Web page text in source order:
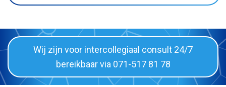
Wij zijn voor intercollegiaal consult 24/7
bereikbaar via 071-517 81 78